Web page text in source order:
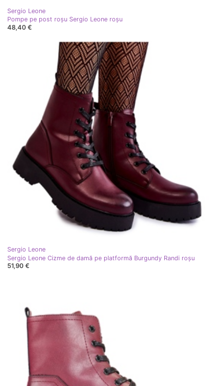
Sergio Leone
Pompe pe post roșu Sergio Leone roşu
48,40 €
Sergio Leone
Sergio Leone Cizme de damă pe platformă Burgundy Randi roşu
51,90 €